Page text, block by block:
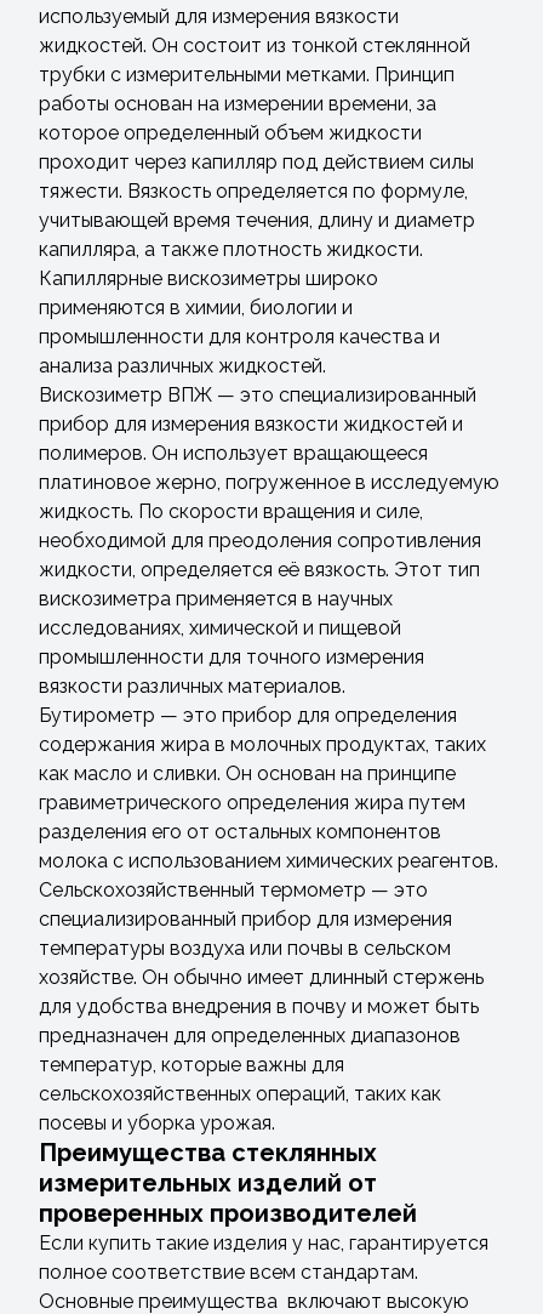
используемый для измерения вязкости
жидкостей. Он состоит из тонкой стеклянной
трубки с измерительными метками. Принцип
работы основан на измерении времени, за
которое определенный объем жидкости
проходит через капилляр под действием силы
тяжести. Вязкость определяется по формуле,
учитывающей время течения, длину и диаметр
капилляра, а также плотность жидкости.
Капиллярные вискозиметры широко
применяются в химии, биологии и
промышленности для контроля качества и
анализа различных жидкостей.
Вискозиметр ВПЖ — это специализированный
прибор для измерения вязкости жидкостей и
полимеров. Он использует вращающееся
платиновое жерно, погруженное в исследуемую
жидкость. По скорости вращения и силе,
необходимой для преодоления сопротивления
жидкости, определяется её вязкость. Этот тип
вискозиметра применяется в научных
исследованиях, химической и пищевой
промышленности для точного измерения
вязкости различных материалов.
Бутирометр — это прибор для определения
содержания жира в молочных продуктах, таких
как масло и сливки. Он основан на принципе
гравиметрического определения жира путем
разделения его от остальных компонентов
молока с использованием химических реагентов.
Сельскохозяйственный термометр — это
специализированный прибор для измерения
температуры воздуха или почвы в сельском
хозяйстве. Он обычно имеет длинный стержень
для удобства внедрения в почву и может быть
предназначен для определенных диапазонов
температур, которые важны для
сельскохозяйственных операций, таких как
посевы и уборка урожая.
Преимущества стеклянных
измерительных изделий от
проверенных производителей
Если купить такие изделия у нас, гарантируется
полное соответствие всем стандартам.
Основные преимущества включают высокую